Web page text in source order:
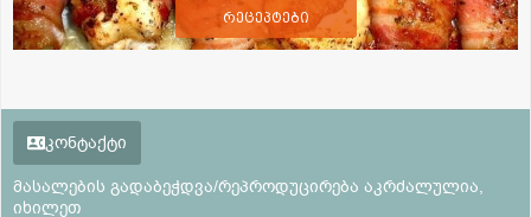
რეცეპტები
კონტაქტი
მასალების გადაბეჭდვა/რეპროდუცირება აკრძალულია,
იხილეთ